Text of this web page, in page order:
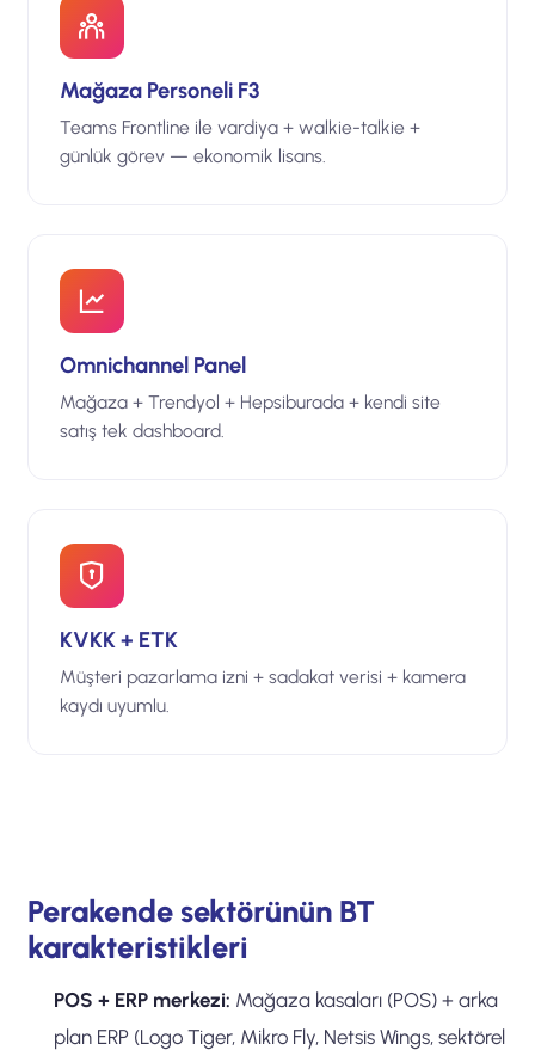
Mağaza Personeli F3
Teams Frontline ile vardiya + walkie-talkie +
günlük görev — ekonomik lisans.
Omnichannel Panel
Mağaza + Trendyol + Hepsiburada + kendi site
satış tek dashboard.
KVKK + ETK
Müşteri pazarlama izni + sadakat verisi + kamera
kaydı uyumlu.
Perakende sektörünün BT
karakteristikleri
POS + ERP merkezi: Mağaza kasaları (POS) + arka
plan ERP (Logo Tiger, Mikro Fly, Netsis Wings, sektörel